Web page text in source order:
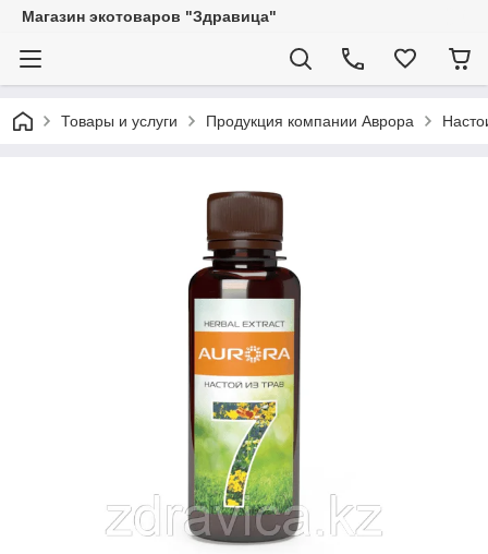
Магазин экотоваров "Здравица"
Товары и услуги Продукция компании Аврора